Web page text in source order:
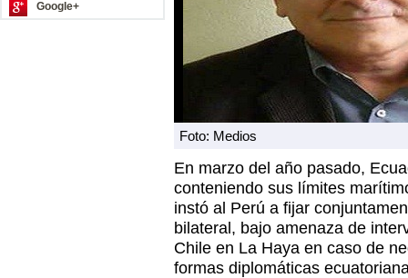
Google+
Foto: Medios
En marzo del año pasado,
conteniendo sus límites
instó al Perú a fijar
bilateral, bajo amenaza de
Chile en La Haya en caso de
formas diplomáticas